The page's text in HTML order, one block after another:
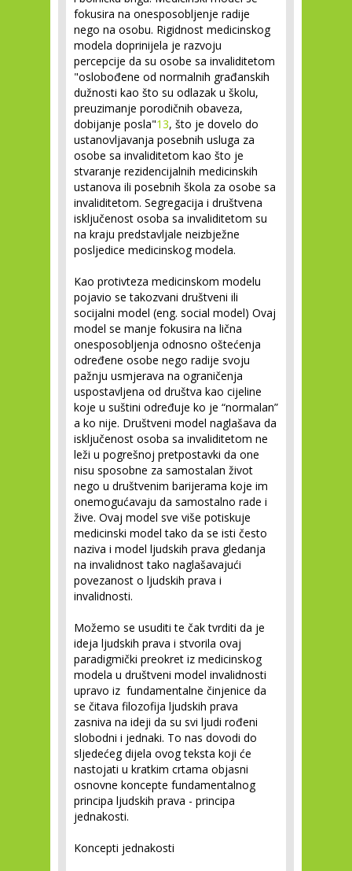
fokusira na onesposobljenje radije
nego na osobu. Rigidnost medicinskog
modela doprinijela je razvoju
percepcije da su osobe sa invaliditetom
"oslobođene od normalnih građanskih
dužnosti kao što su odlazak u školu,
preuzimanje porodičnih obaveza,
dobijanje posla"13, što je dovelo do
ustanovljavanja posebnih usluga za
osobe sa invaliditetom kao što je
stvaranje rezidencijalnih medicinskih
ustanova ili posebnih škola za osobe sa
invaliditetom. Segregacija i društvena
isključenost osoba sa invaliditetom su
na kraju predstavljale neizbježne
posljedice medicinskog modela.
Kao protivteza medicinskom modelu
pojavio se takozvani društveni ili
socijalni model (eng. social model) Ovaj
model se manje fokusira na lična
onesposobljenja odnosno oštećenja
određene osobe nego radije svoju
pažnju usmjerava na ograničenja
uspostavljena od društva kao cijeline
koje u suštini određuje ko je “normalan”
a ko nije. Društveni model naglašava da
isključenost osoba sa invaliditetom ne
leži u pogrešnoj pretpostavki da one
nisu sposobne za samostalan život
nego u društvenim barijerama koje im
onemogućavaju da samostalno rade i
žive. Ovaj model sve više potiskuje
medicinski model tako da se isti često
naziva i model ljudskih prava gledanja
na invalidnost tako naglašavajući
povezanost o ljudskih prava i
invalidnosti.
Možemo se usuditi te čak tvrditi da je
ideja ljudskih prava i stvorila ovaj
paradigmički preokret iz medicinskog
modela u društveni model invalidnosti
upravo iz fundamentalne činjenice da
se čitava filozofija ljudskih prava
zasniva na ideji da su svi ljudi rođeni
slobodni i jednaki. To nas dovodi do
sljedećeg dijela ovog teksta koji će
nastojati u kratkim crtama objasni
osnovne koncepte fundamentalnog
principa ljudskih prava - principa
jednakosti.
Koncepti jednakosti